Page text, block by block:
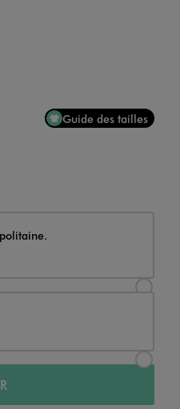
Guide des tailles